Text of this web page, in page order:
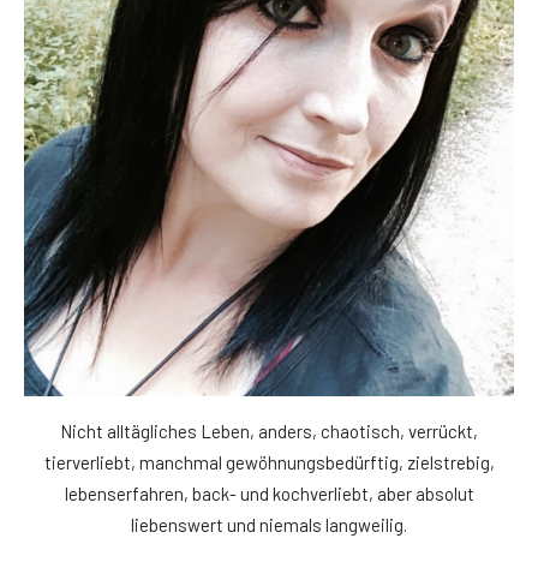
Nicht alltägliches Leben, anders, chaotisch, verrückt,
tierverliebt, manchmal gewöhnungsbedürftig, zielstrebig,
lebenserfahren, back- und kochverliebt, aber absolut
liebenswert und niemals langweilig.